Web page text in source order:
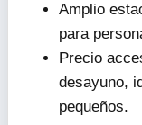
Amplio
para
Precio
desayuno,
pequeños.